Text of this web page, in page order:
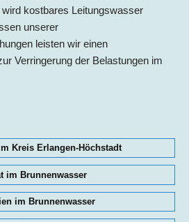
kostbares Leitungswasser
unserer
leisten wir einen
Verringerung der Belastungen im
Kreis Erlangen-Höchstadt
im Brunnenwasser
im Brunnenwasser